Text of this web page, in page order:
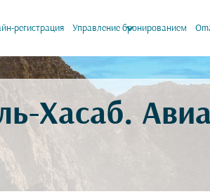
регистрация Управление бронированием
keyboard_arrow_down
Хасаб.